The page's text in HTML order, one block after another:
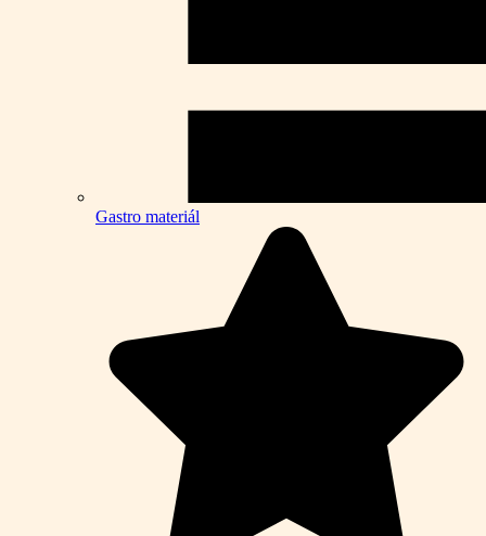
Gastro materiál